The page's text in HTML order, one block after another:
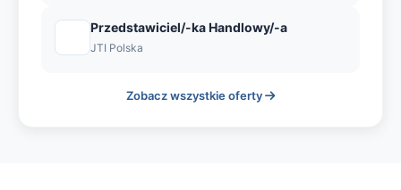
Przedstawiciel/-ka Handlowy/-a
JTI Polska
Zobacz wszystkie oferty